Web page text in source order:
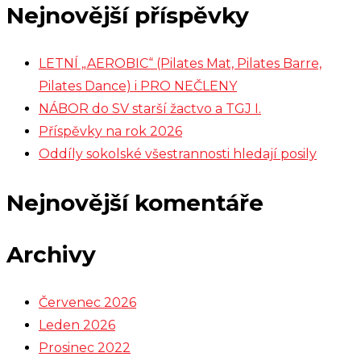
Nejnovější příspěvky
LETNÍ „AEROBIC“ (Pilates Mat, Pilates Barre,
Pilates Dance) i PRO NEČLENY
NÁBOR do SV starší žactvo a TGJ I.
Příspěvky na rok 2026
Oddíly sokolské všestrannosti hledají posily
Nejnovější komentáře
Archivy
Červenec 2026
Leden 2026
Prosinec 2022